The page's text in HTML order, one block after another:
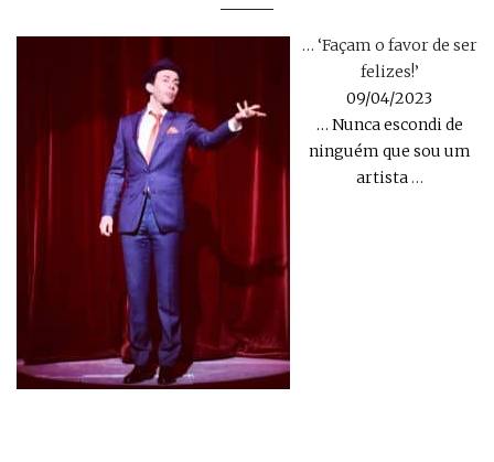
… ‘Façam o favor de ser
felizes!’
09/04/2023
… Nunca escondi de
ninguém que sou um
artista …